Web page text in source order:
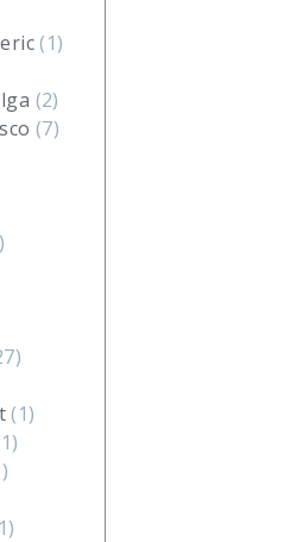
(1)
(2)
(7)
(1)